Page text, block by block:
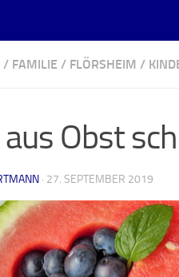
/ FAMILIE / FLÖRSHEIM /
Obst
· 27. SEPTEMBER 2019